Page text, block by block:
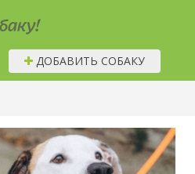
ДОБАВИТЬ СОБАКУ